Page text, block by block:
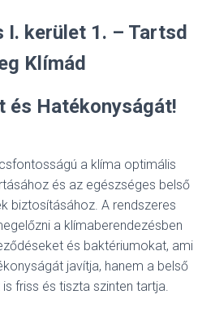
kerület 1. – Tartsd
Klímád
és Hatékonyságát!
a klíma optimális
és az egészséges belső
biztosításához. A rendszeres
a klímaberendezésben
és baktériumokat, ami
javítja, hanem a belső
friss és tiszta szinten tartja.